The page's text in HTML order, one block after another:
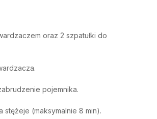
oraz 2 szpatułki do
pojemnika.
stężeje (maksymalnie 8 min).